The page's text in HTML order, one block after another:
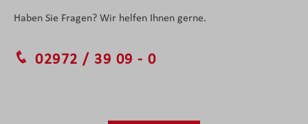
Haben Sie Fragen? Wir helfen Ihnen gerne.
02972 / 39 09 - 0